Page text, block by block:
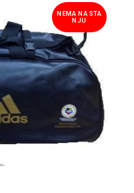
NEMA NA STA
NJU